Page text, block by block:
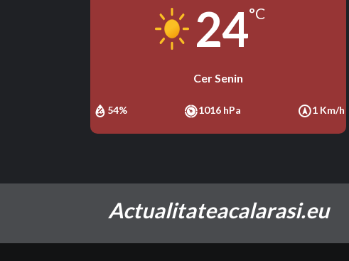
24°C
Cer Senin
54% 1016 hPa 1 Km/h
Actualitateacalarasi.eu